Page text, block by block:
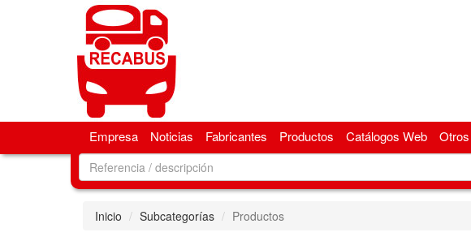
Empresa Noticias Fabricantes Productos Catálogos Web
Inicio Subcategorías Productos